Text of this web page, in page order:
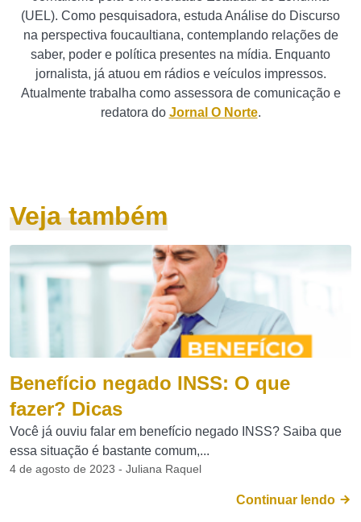
(UEL). Como pesquisadora, estuda Análise do Discurso
na perspectiva foucaultiana, contemplando relações de
saber, poder e política presentes na mídia. Enquanto
jornalista, já atuou em rádios e veículos impressos.
Atualmente trabalha como assessora de comunicação e
redatora do Jornal O Norte.
Veja também
Benefício negado INSS: O que
fazer? Dicas
Você já ouviu falar em benefício negado INSS? Saiba que
essa situação é bastante comum,...
4 de agosto de 2023 - Juliana Raquel
Continuar lendo